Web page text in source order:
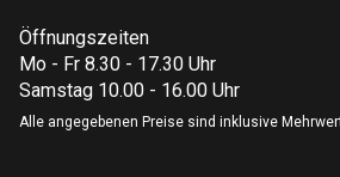
Öffnungszeiten
Mo - Fr 8.30 - 17.30 Uhr
Samstag 10.00 - 16.00 Uhr
Alle angegebenen Preise sind inklusive